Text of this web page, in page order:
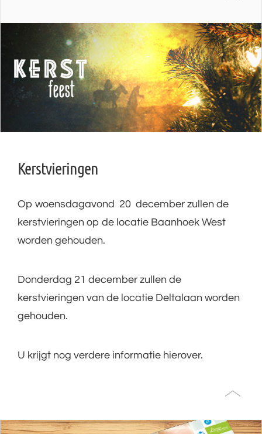
Kerstvieringen
Op woensdagavond 20 december zullen de
kerstvieringen op de locatie Baanhoek West
worden gehouden.
Donderdag 21 december zullen de
kerstvieringen van de locatie Deltalaan worden
gehouden.
U krijgt nog verdere informatie hierover.